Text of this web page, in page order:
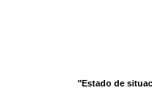
"Estado de